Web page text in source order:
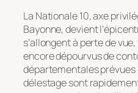
La Nationale 10, axe
Bayonne, devient
s’allongent à perte de
encore dépourvus de
départementales
délestage sont